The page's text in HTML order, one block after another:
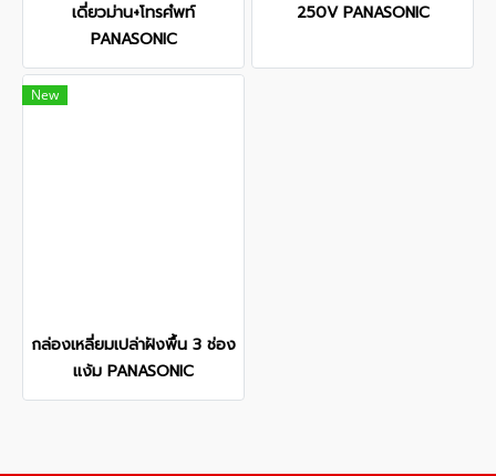
เดี่ยวม่าน+โทรศํพท์
PANASONIC
250V PANASONIC
New
กล่องเหลี่ยมเปล่าฝังพื้น 3 ช่อง
แง้ม PANASONIC